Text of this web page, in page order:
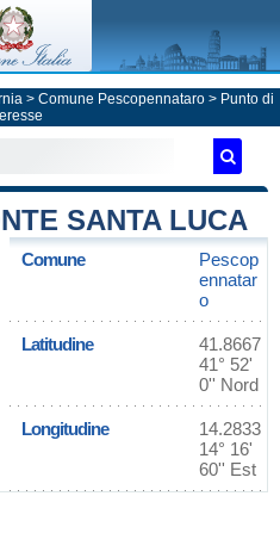
> Comune Pescopennataro> Punto di
SANTA LUCA
Comune
Pescop
ennatar
o
Latitudine
41.8667
41° 52'
0'' Nord
Longitudine
14.2833
14° 16'
60'' Est